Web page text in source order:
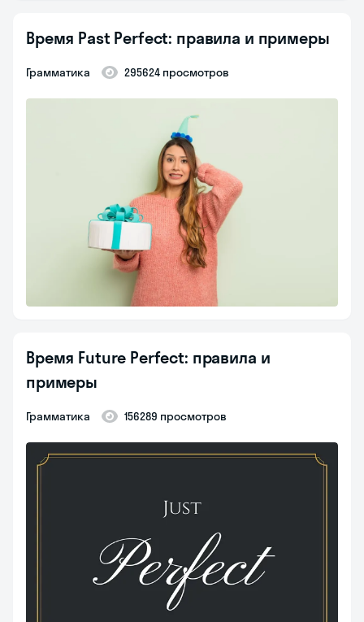
Время Past Perfect: правила и примеры
Грамматика 295624 просмотров
Время Future Perfect: правила и
примеры
Грамматика 156289 просмотров